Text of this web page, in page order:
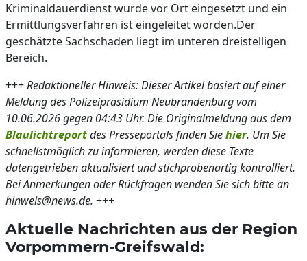
Kriminaldauerdienst wurde vor Ort eingesetzt und ein
Ermittlungsverfahren ist eingeleitet worden.Der
geschätzte Sachschaden liegt im unteren dreistelligen
Bereich.
+++Redaktioneller Hinweis: Dieser Artikel basiert auf einer
Meldung des Polizeipräsidium Neubrandenburg vom
10.06.2026 gegen 04:43 Uhr. Die Originalmeldung aus dem
Blaulichtreportdes Presseportals finden Siehier. Um Sie
schnellstmöglich zu informieren, werden diese Texte
datengetrieben aktualisiert und stichprobenartig kontrolliert.
Bei Anmerkungen oder Rückfragen wenden Sie sich bitte an
hinweis@news.de. +++
Aktuelle Nachrichten aus der Region
Vorpommern-Greifswald: